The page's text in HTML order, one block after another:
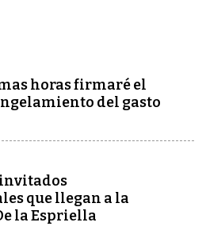
horas firmaré el
del gasto
invitados
que llegan a la
la Espriella